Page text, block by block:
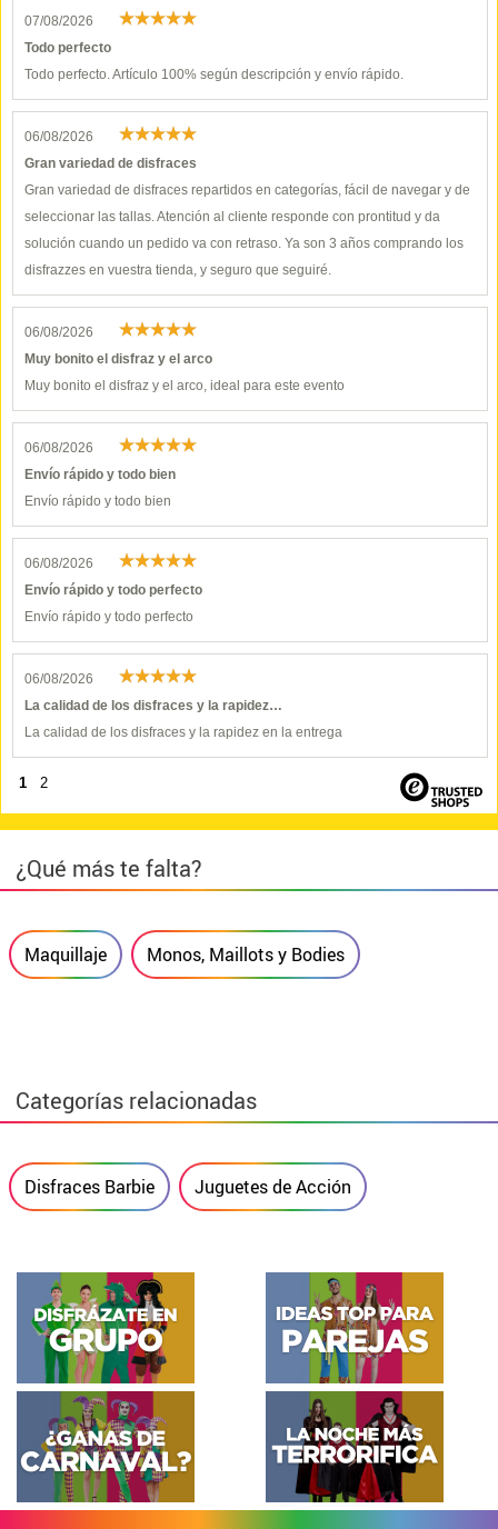
07/08/2026
Todo perfecto
Todo perfecto. Artículo 100% según descripción y envío rápido.
06/08/2026
Gran variedad de disfraces
Gran variedad de disfraces repartidos en categorías, fácil de navegar y de
seleccionar las tallas. Atención al cliente responde con prontitud y da
solución cuando un pedido va con retraso. Ya son 3 años comprando los
disfrazzes en vuestra tienda, y seguro que seguiré.
06/08/2026
Muy bonito el disfraz y el arco
Muy bonito el disfraz y el arco, ideal para este evento
06/08/2026
Envío rápido y todo bien
Envío rápido y todo bien
06/08/2026
Envío rápido y todo perfecto
Envío rápido y todo perfecto
06/08/2026
La calidad de los disfraces y la rapidez…
La calidad de los disfraces y la rapidez en la entrega
1 2
¿Qué más te falta?
Maquillaje Monos, Maillots y Bodies
Categorías relacionadas
Disfraces Barbie Juguetes de Acción